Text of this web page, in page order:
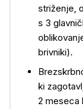
Več o izdelku
striženje,
s 3
brivniki).
ki
2 meseca